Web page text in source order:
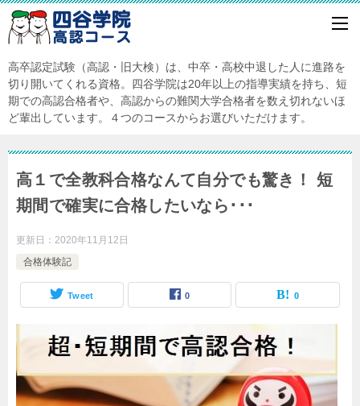
高卒認定試験（高認・旧大検）は、中卒・高校中退した人に進路を
切り開いてくれる資格。四谷学院は20年以上の指導実績を持ち、短
期での高認合格者や、高認からの難関大学合格者を数え切れないほ
ど輩出しています。４つのコースからお選びいただけます。
高１で全教科合格なんて自分でも驚き！ 短
期間で確実に合格したいなら･･･
更新日： 2020年11月12日
合格体験記
Tweet 0 0